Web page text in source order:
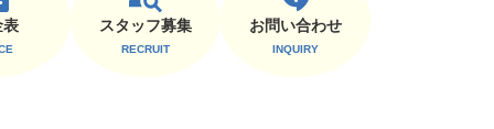
表 スタッフ募集 お問い合わせ